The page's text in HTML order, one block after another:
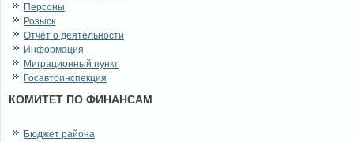
Персоны
Розыск
Отчёт о деятельности
Информация
Миграционный пункт
Госавтоинспекция
КОМИТЕТ ПО ФИНАНСАМ
Бюджет района